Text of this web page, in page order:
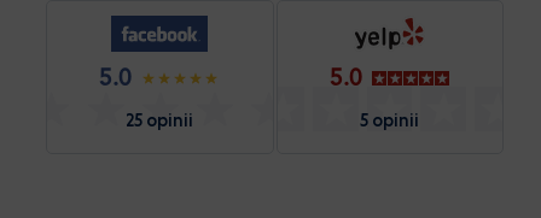
5.0
25 opinii
5.0
5 opinii